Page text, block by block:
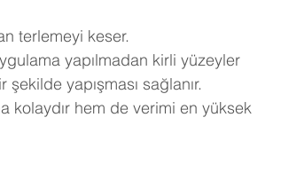
terlemeyi keser.
yapılmadan kirli yüzeyler
yapışması sağlanır.
kolaydır hem de verimi en yüksek